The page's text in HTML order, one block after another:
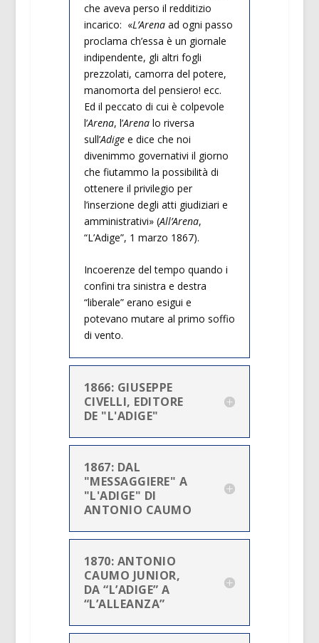
che aveva perso il redditizio
incarico: «L’Arena ad ogni passo
proclama ch’essa è un giornale
indipendente, gli altri fogli
prezzolati, camorra del potere,
manomorta del pensiero! ecc.
Ed il peccato di cui è colpevole
l’Arena, l’Arenalo riversa
sull’Adige e dice che noi
divenimmo governativi il giorno
che fiutammo la possibilità di
ottenere il privilegio per
l’inserzione degli atti giudiziari e
amministrativi» (All’Arena,
“L’Adige”, 1 marzo 1867).
Incoerenze del tempo quando i
confini tra sinistra e destra
“liberale” erano esigui e
potevano mutare al primo soffio
di vento.
1866: GIUSEPPE
CIVELLI, EDITORE
DE "L'ADIGE"
1867: DAL
"MESSAGGIERE" A
"L'ADIGE" DI
ANTONIO CAUMO
1870: ANTONIO
CAUMO JUNIOR,
DA “L’ADIGE” A
“L’ALLEANZA”